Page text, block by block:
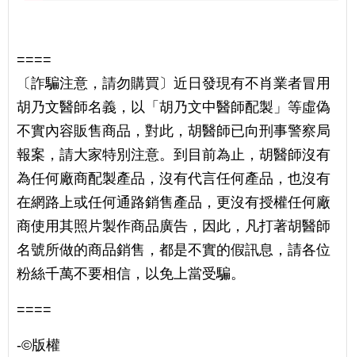
====
〔詐騙注意，請勿購買〕近日發現有不肖業者冒用
胡乃文醫師名義，以「胡乃文中醫師配製」等虛偽
不實內容販售商品，對此，胡醫師已向刑事警察局
報案，請大家特別注意。到目前為止，胡醫師沒有
為任何廠商配製產品，沒有代言任何產品，也沒有
在網路上或任何通路銷售產品，更沒有授權任何廠
商使用其照片製作商品廣告，因此，凡打著胡醫師
名號所做的商品銷售，都是不實的假訊息，請各位
粉絲千萬不要相信，以免上當受騙。
====
-©️版權